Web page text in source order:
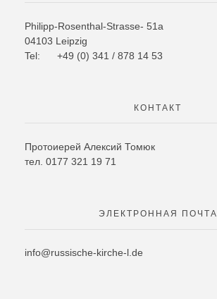
Philipp-Rosenthal-Strasse- 51a
04103 Leipzig
Tel: +49 (0) 341 / 878 14 53
КОНТАКТ
Протоиерей Алексий Томюк
тел. 0177 321 19 71
ЭЛЕКТРОННАЯ ПОЧТА
info@russische-kirche-l.de